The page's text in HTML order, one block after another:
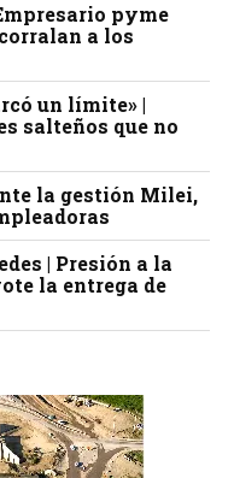
pyme
a los
un límite» |
salteños que no
la gestión Milei,
| Presión a la
la entrega de